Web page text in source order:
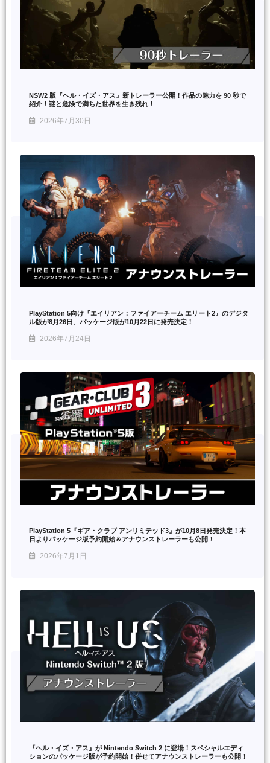
NSW2 版『ヘル・イズ・アス』新トレーラー公開！作品の魅力を 90 秒で
紹介！謎と危険で満ちた世界を生き残れ！
2026年7月30日
PlayStation 5向け『エイリアン：ファイアーチーム エリート2』のデジタ
ル版が8月26日、パッケージ版が10月22日に発売決定！
2026年7月24日
PlayStation 5『ギア・クラブ アンリミテッド3』が10月8日発売決定！本
日よりパッケージ版予約開始＆アナウンストレーラーも公開！
2026年7月1日
『ヘル・イズ・アス』が Nintendo Switch 2 に登場！スペシャルエディ
ションのパッケージ版が予約開始！併せてアナウンストレーラーも公開！